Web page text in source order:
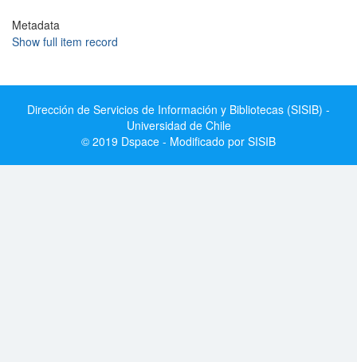
Metadata
Show full item record
Dirección de Servicios de Información y Bibliotecas (SISIB) -
Universidad de Chile
© 2019 Dspace - Modificado por SISIB